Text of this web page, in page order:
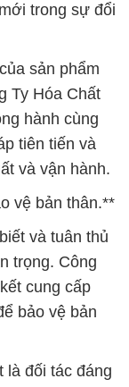
trong sự đổi
sản phẩm
Ty Hóa Chất
hành cùng
tiên tiến và
và vận hành.
vệ bản thân.**
và tuân thủ
trọng. Công
cung cấp
bảo vệ bản
là đối tác đáng